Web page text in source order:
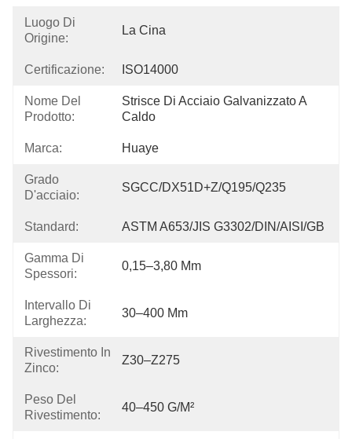
Luogo Di
Origine:
La Cina
Certificazione: ISO14000
Nome Del
Prodotto:
Strisce Di Acciaio Galvanizzato A
Caldo
Marca: Huaye
Grado
D'acciaio:
SGCC/DX51D+Z/Q195/Q235
Standard: ASTM A653/JIS G3302/DIN/AISI/GB
Gamma Di
Spessori:
0,15–3,80 Mm
Intervallo Di
Larghezza:
30–400 Mm
Rivestimento In
Zinco:
Z30–Z275
Peso Del
Rivestimento:
40–450 G/m²